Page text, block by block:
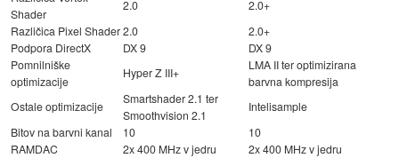
Shader
2.0
2.0+
Različica Pixel Shader2.0
2.0+
Podpora DirectX
DX 9
DX 9
Pomnilniške
optimizacije
Hyper Z III+
LMA II ter optimizirana
barvna kompresija
Ostale optimizacije
Smartshader 2.1 ter
Smoothvision 2.1
Intelisample
Bitov na barvni kanal
10
10
RAMDAC
2x 400 MHz v jedru 2x 400 MHz v jedru